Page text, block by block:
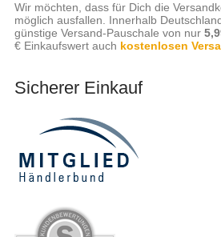
Wir möchten, dass für Dich die
möglich ausfallen. Innerhalb
günstige Versand-Pauschale von nur
€ Einkaufswert auch kostenlosen
Sicherer Einkauf